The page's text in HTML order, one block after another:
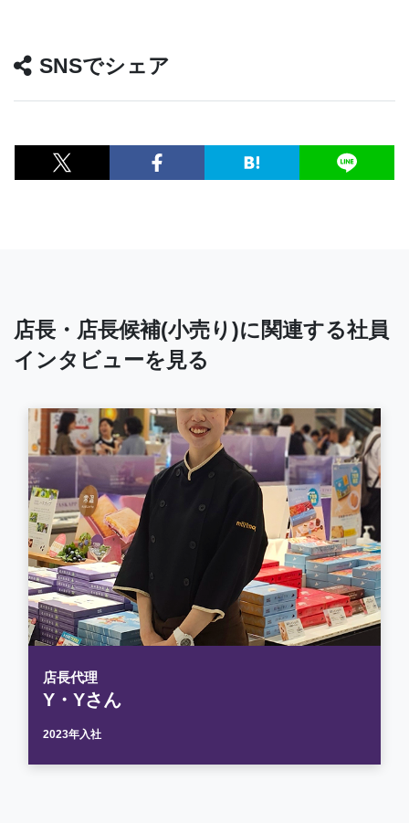
SNSでシェア
店長・店長候補(小売り)に関連する社員
インタビューを見る
店長代理
Y・Yさん
2023年入社